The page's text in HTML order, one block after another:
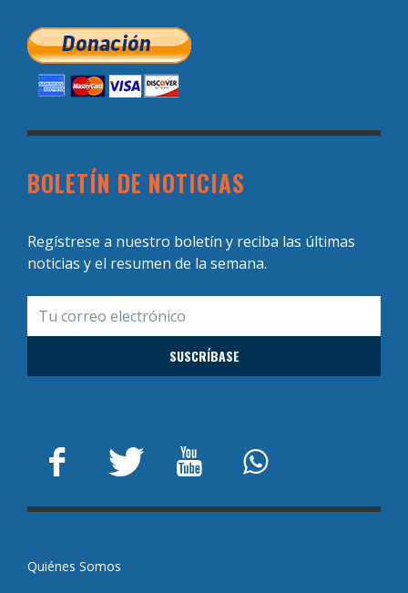
BOLETÍN DE NOTICIAS
Regístrese a nuestro boletín y reciba las últimas
noticias y el resumen de la semana.
Quiénes Somos